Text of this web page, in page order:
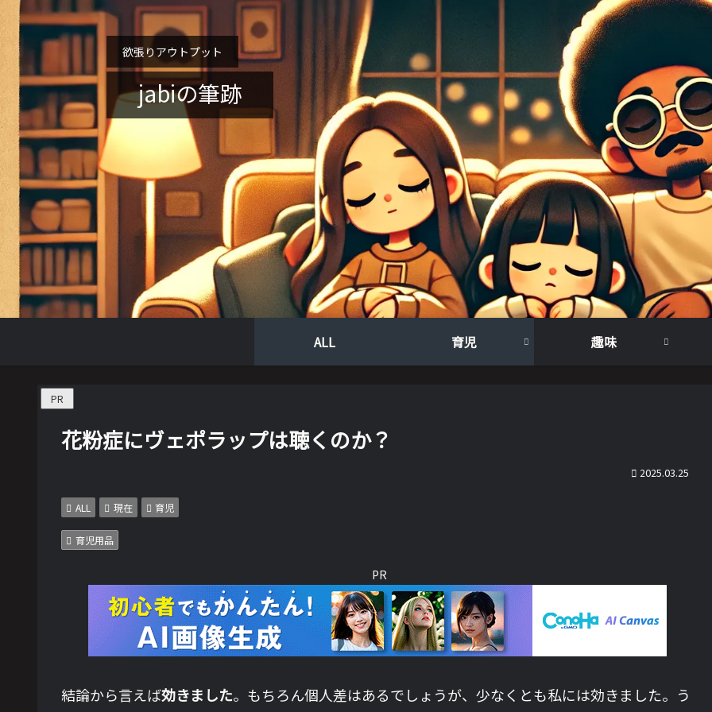
欲張りアウトプット
jabiの筆跡
ALL 育児 趣味
PR
花粉症にヴェポラップは聴くのか？
2025.03.25
ALL 現在 育児
育児用品
PR
結論から言えば効きました。もちろん個人差はあるでしょうが、少なくとも私には効きました。う